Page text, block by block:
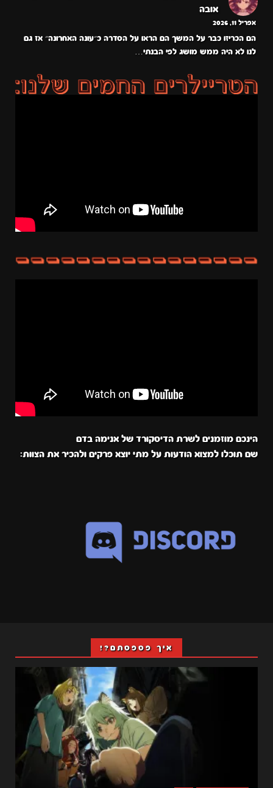
אובה
אפריל 11, 2026
הם הכריזו כבר על המשך הם הראו על הסדרה כ״עונה האחרונה״ אז גם
לנו לא היה ממש מושג לפי הבנתי…
הינכם מוזמנים לשרת הדיסקורד של אנימה בדם
שם תוכלו למצוא הודעות על מתי יוצא פרקים ולהכיר את הצוות:
איך פספסתם?!